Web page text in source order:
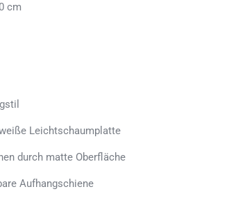
cm
Leichtschaumplatte
durch matte Oberfläche
Aufhangschiene